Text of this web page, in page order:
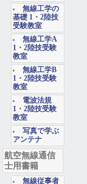
無線工学の
基礎 1・2陸技
受験教室
無線工学A
1・2陸技受験
教室
無線工学B
1・2陸技受験
教室
電波法規
1・2陸技受験
教室
写真で学ぶ
アンテナ
航空無線通信
士用書籍
無線従事者